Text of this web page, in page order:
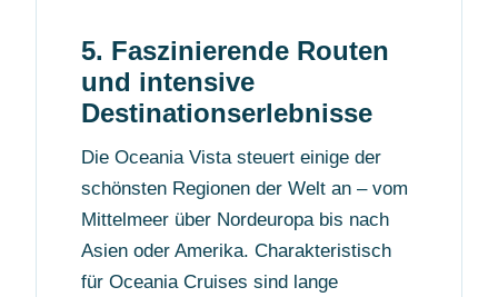
5. Faszinierende Routen
und intensive
Destinationserlebnisse
Die Oceania Vista steuert einige der
schönsten Regionen der Welt an – vom
Mittelmeer über Nordeuropa bis nach
Asien oder Amerika. Charakteristisch
für Oceania Cruises sind lange